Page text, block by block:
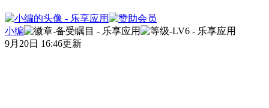
小编
9月20日 16:46更新